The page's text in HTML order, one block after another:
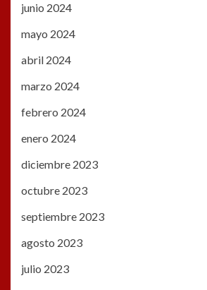
junio 2024
mayo 2024
abril 2024
marzo 2024
febrero 2024
enero 2024
diciembre 2023
octubre 2023
septiembre 2023
agosto 2023
julio 2023